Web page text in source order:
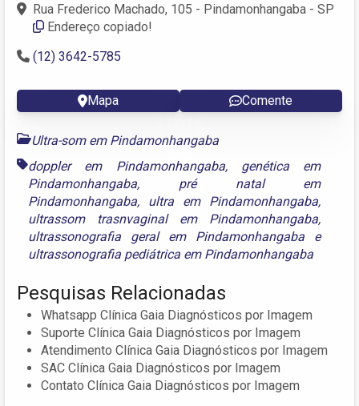
Rua Frederico Machado, 105 - Pindamonhangaba - SP
Endereço copiado!
(12) 3642-5785
Mapa Comente
Ultra-som em Pindamonhangaba
doppler em Pindamonhangaba, genética em
Pindamonhangaba, pré natal em
Pindamonhangaba, ultra em Pindamonhangaba,
ultrassom trasnvaginal em Pindamonhangaba,
ultrassonografia geral em Pindamonhangaba e
ultrassonografia pediátrica em Pindamonhangaba
Pesquisas Relacionadas
Whatsapp Clínica Gaia Diagnósticos por Imagem
Suporte Clínica Gaia Diagnósticos por Imagem
Atendimento Clínica Gaia Diagnósticos por Imagem
SAC Clínica Gaia Diagnósticos por Imagem
Contato Clínica Gaia Diagnósticos por Imagem